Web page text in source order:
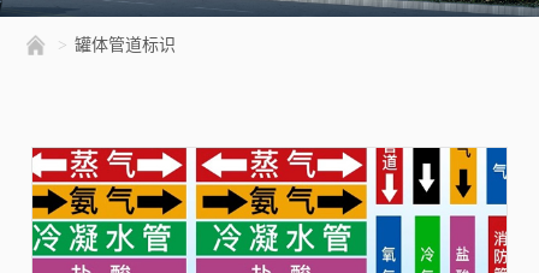
> 罐体管道标识